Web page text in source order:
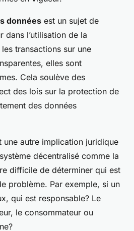
données est un sujet de
dans l’utilisation de la
transactions sur une
elles sont
Cela soulève des
des lois sur la protection de
des données
une autre implication juridique
décentralisé comme la
difficile de déterminer qui est
problème. Par exemple, si un
qui est responsable? Le
le consommateur ou